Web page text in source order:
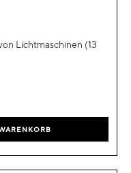
Lichtmaschinen (13